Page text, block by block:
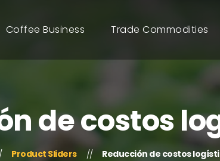
Coffee Business Trade Commodities
de costos
Product Sliders Reducción de costos